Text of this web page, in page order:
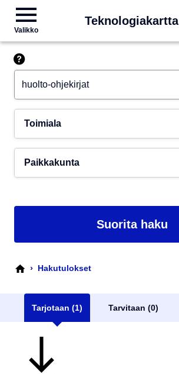
Valikko
Teknologiakartta
Suorita haku
› Hakutulokset
Tarjotaan (1) Tarvitaan (0)